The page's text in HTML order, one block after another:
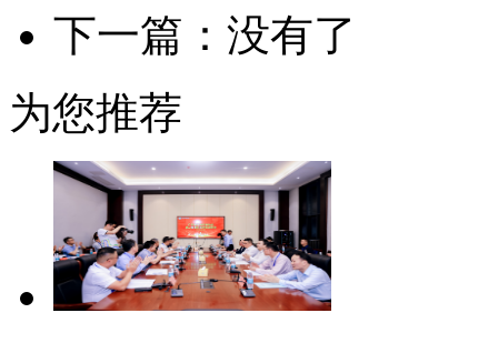
下一篇：没有了
为您推荐